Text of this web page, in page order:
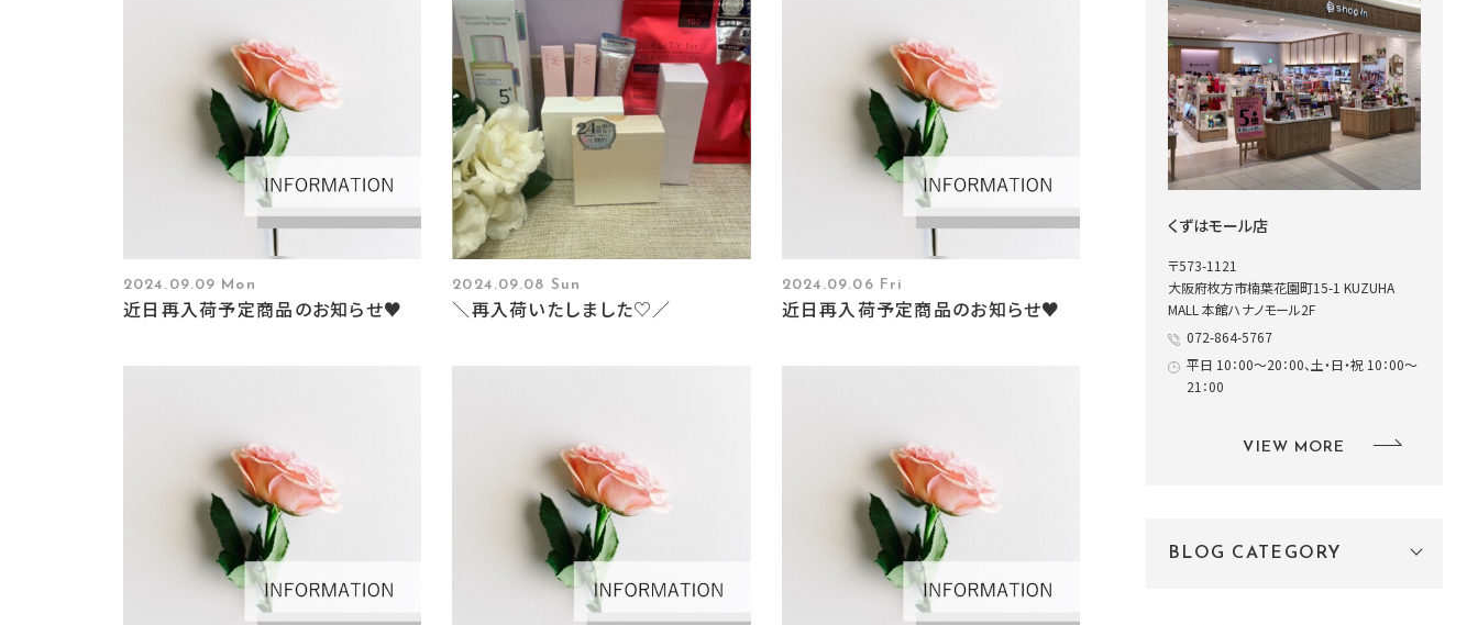
2024.09.09 Mon
近日再入荷予定商品のお知らせ♥
2024.09.08 Sun
＼再入荷いたしました♡／
2024.09.06 Fri
近日再入荷予定商品のお知らせ♥
くずはモール店
〒573-1121
大阪府枚方市楠葉花園町15-1 KUZUHA
MALL 本館ハナノモール2F
072-864-5767
平日 10：00～20：00、土・日・祝 10：00～
21：00
VIEW MORE
BLOG CATEGORY